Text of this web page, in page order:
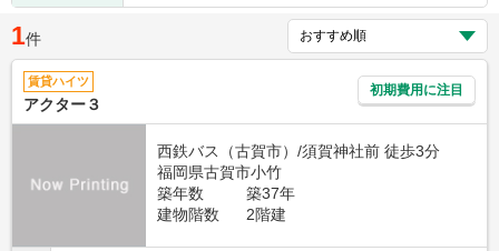
1件
賃貸ハイツ
アクター３
初期費用に注目
西鉄バス（古賀市）/須賀神社前 徒歩3分
福岡県古賀市小竹
築年数
築37年
建物階数
2階建